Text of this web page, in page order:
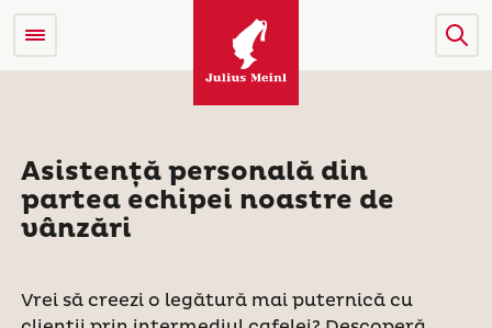
Asistență personală din
partea echipei noastre de
vânzări
Vrei să creezi o legătură mai puternică cu